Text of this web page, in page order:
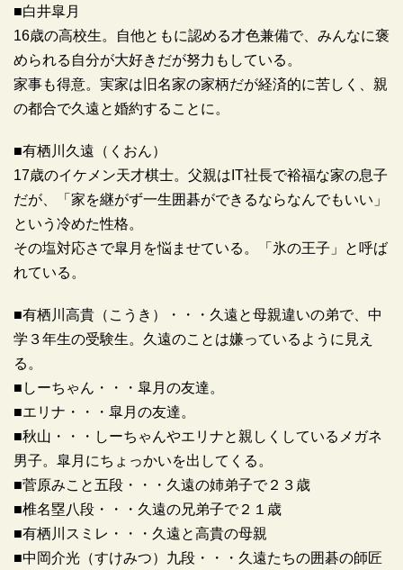
■白井皐月
16歳の高校生。自他ともに認める才色兼備で、みんなに褒
められる自分が大好きだが努力もしている。
家事も得意。実家は旧名家の家柄だが経済的に苦しく、親
の都合で久遠と婚約することに。
■有栖川久遠（くおん）
17歳のイケメン天才棋士。父親はIT社長で裕福な家の息子
だが、「家を継がず一生囲碁ができるならなんでもいい」
という冷めた性格。
その塩対応さで皐月を悩ませている。「氷の王子」と呼ば
れている。
■有栖川高貴（こうき）・・・久遠と母親違いの弟で、中
学３年生の受験生。久遠のことは嫌っているように見え
る。
■しーちゃん・・・皐月の友達。
■エリナ・・・皐月の友達。
■秋山・・・しーちゃんやエリナと親しくしているメガネ
男子。皐月にちょっかいを出してくる。
■菅原みこと五段・・・久遠の姉弟子で２３歳
■椎名塁八段・・・久遠の兄弟子で２１歳
■有栖川スミレ・・・久遠と高貴の母親
■中岡介光（すけみつ）九段・・・久遠たちの囲碁の師匠